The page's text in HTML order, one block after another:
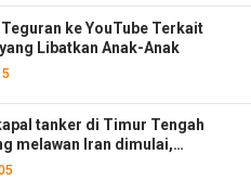
ke YouTube Terkait
Libatkan Anak-Anak
tanker di Timur Tengah
melawan Iran dimulai,